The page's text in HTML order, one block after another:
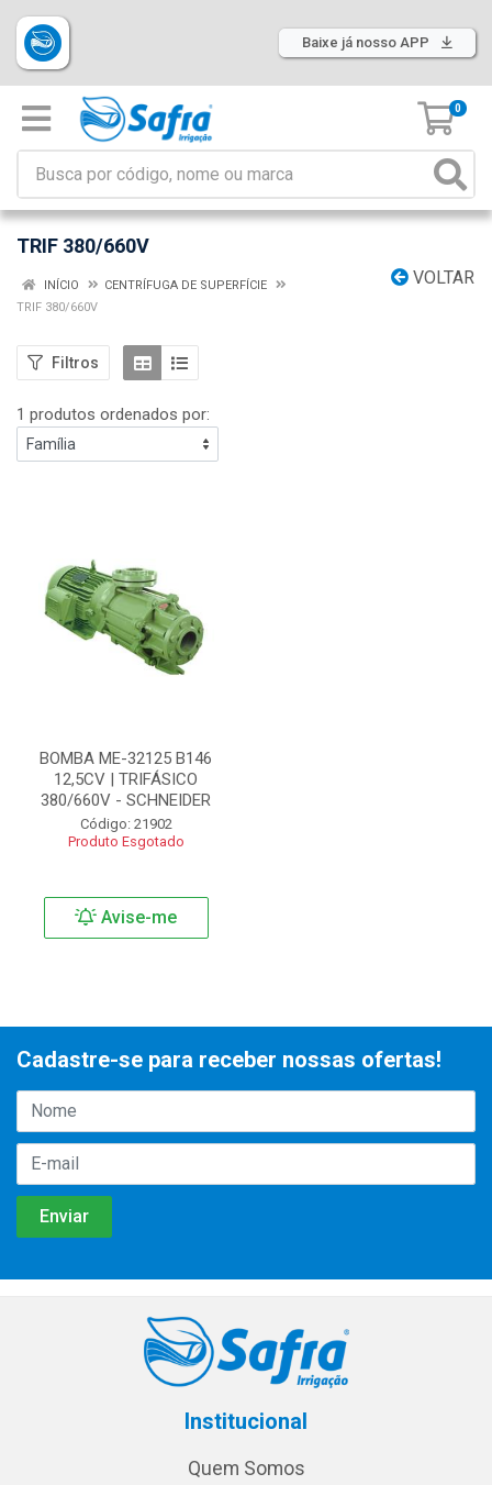
Baixe já nosso APP
0
TRIF 380/660V
VOLTAR
INÍCIO
CENTRÍFUGA DE SUPERFÍCIE
TRIF 380/660V
Filtros
1 produtos ordenados por:
BOMBA ME-32125 B146
12,5CV | TRIFÁSICO
380/660V - SCHNEIDER
Código: 21902
Produto Esgotado
Avise-me
Cadastre-se para receber nossas ofertas!
Institucional
Quem Somos